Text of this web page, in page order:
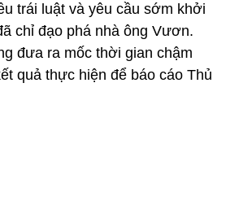
trái luật và yêu cầu sớm khởi
chỉ đạo phá nhà ông Vươn.
đưa ra mốc thời gian chậm
quả thực hiện để báo cáo Thủ